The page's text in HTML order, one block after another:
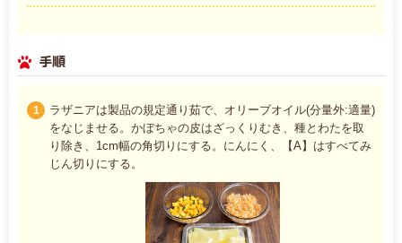
手順
1
ラザニアは製品の規定通り茹で、オリーブオイル(分量外:適量)
をなじませる。かぼちゃの皮はざっくりむき、種とわたを取
り除き、1cm幅の角切りにする。にんにく、【A】はすべてみ
じん切りにする。